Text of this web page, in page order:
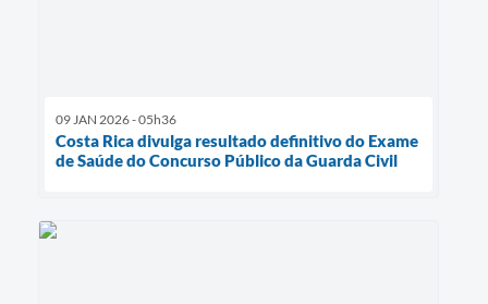
09 JAN 2026 - 05h36
Costa Rica divulga resultado definitivo do Exame
de Saúde do Concurso Público da Guarda Civil